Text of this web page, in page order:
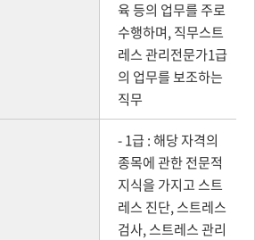
육 등의 업무를 주로
수행하며, 직무스트
레스 관리전문가1급
의 업무를 보조하는
직무
- 1급 : 해당 자격의
종목에 관한 전문적
지식을 가지고 스트
레스 진단, 스트레스
검사, 스트레스 관리